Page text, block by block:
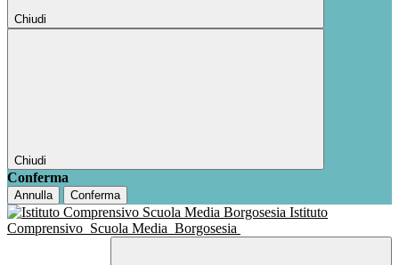
Chiudi
Chiudi
Conferma
Annulla Conferma
Istituto
Comprensivo Scuola Media Borgosesia